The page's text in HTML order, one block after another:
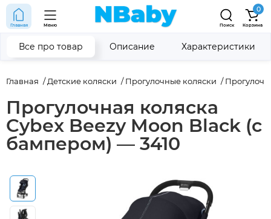
Главная Меню Поиск
0
Корзина
Главная Детские коляски Прогулочные коляски
Прогулочная коляска
Cybex Beezy Moon Black (с
бампером) — 3410
Все про товар Описание Характеристики